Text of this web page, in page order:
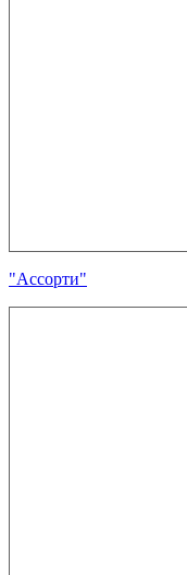
"Ассорти"